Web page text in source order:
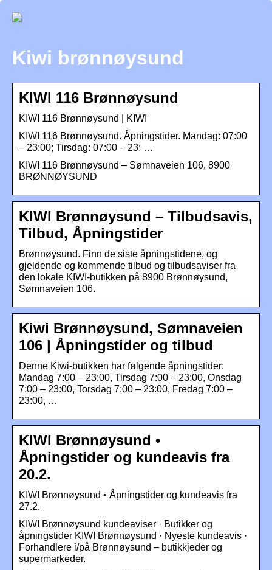
Kiwi brønnøysund
KIWI 116 Brønnøysund
KIWI 116 Brønnøysund | KIWI
KIWI 116 Brønnøysund. Åpningstider. Mandag: 07:00
– 23:00; Tirsdag: 07:00 – 23: …
KIWI 116 Brønnøysund – Sømnaveien 106, 8900
BRØNNØYSUND
KIWI Brønnøysund – Tilbudsavis,
Tilbud, Åpningstider
Brønnøysund. Finn de siste åpningstidene, og
gjeldende og kommende tilbud og tilbudsaviser fra
den lokale KIWI-butikken på 8900 Brønnøysund,
Sømnaveien 106.
Kiwi Brønnøysund, Sømnaveien
106 | Åpningstider og tilbud
Denne Kiwi-butikken har følgende åpningstider:
Mandag 7:00 – 23:00, Tirsdag 7:00 – 23:00, Onsdag
7:00 – 23:00, Torsdag 7:00 – 23:00, Fredag 7:00 –
23:00, …
KIWI Brønnøysund •
Åpningstider og kundeavis fra
20.2.
KIWI Brønnøysund • Åpningstider og kundeavis fra
27.2.
KIWI Brønnøysund kundeaviser · Butikker og
åpningstider KIWI Brønnøysund · Nyeste kundeavis ·
Forhandlere i/på Brønnøysund – butikkjeder og
supermarkeder.